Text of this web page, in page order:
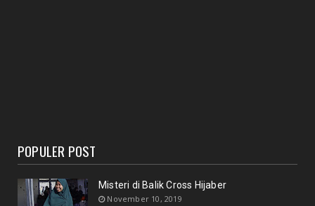
POPULER POST
Misteri di Balik Cross Hijaber
November 10, 2019